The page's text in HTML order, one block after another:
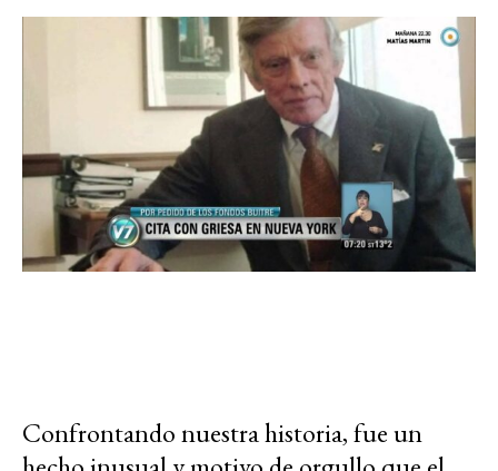
Confrontando nuestra historia, fue un